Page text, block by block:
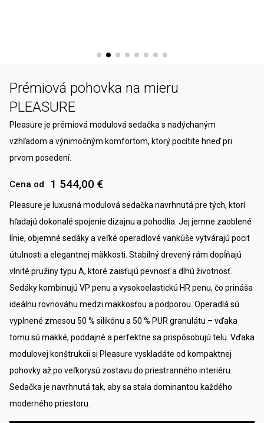
Prémiová pohovka na mieru
PLEASURE
Pleasure je prémiová modulová sedačka s nadýchaným
vzhľadom a výnimočným komfortom, ktorý pocítite hneď pri
prvom posedení.
Cena od 1 544,00 €
Pleasure je luxusná modulová sedačka navrhnutá pre tých, ktorí
hľadajú dokonalé spojenie dizajnu a pohodlia. Jej jemne zaoblené
línie, objemné sedáky a veľké operadlové vankúše vytvárajú pocit
útulnosti a elegantnej mäkkosti. Stabilný drevený rám dopĺňajú
vlnité pružiny typu A, ktoré zaisťujú pevnosť a dlhú životnosť.
Sedáky kombinujú VP penu a vysokoelastickú HR penu, čo prináša
ideálnu rovnováhu medzi mäkkosťou a podporou. Operadlá sú
vyplnené zmesou 50 % silikónu a 50 % PUR granulátu – vďaka
tomu sú mäkké, poddajné a perfektne sa prispôsobujú telu. Vďaka
modulovej konštrukcii si Pleasure vyskladáte od kompaktnej
pohovky až po veľkorysú zostavu do priestranného interiéru.
Sedačka je navrhnutá tak, aby sa stala dominantou každého
moderného priestoru.